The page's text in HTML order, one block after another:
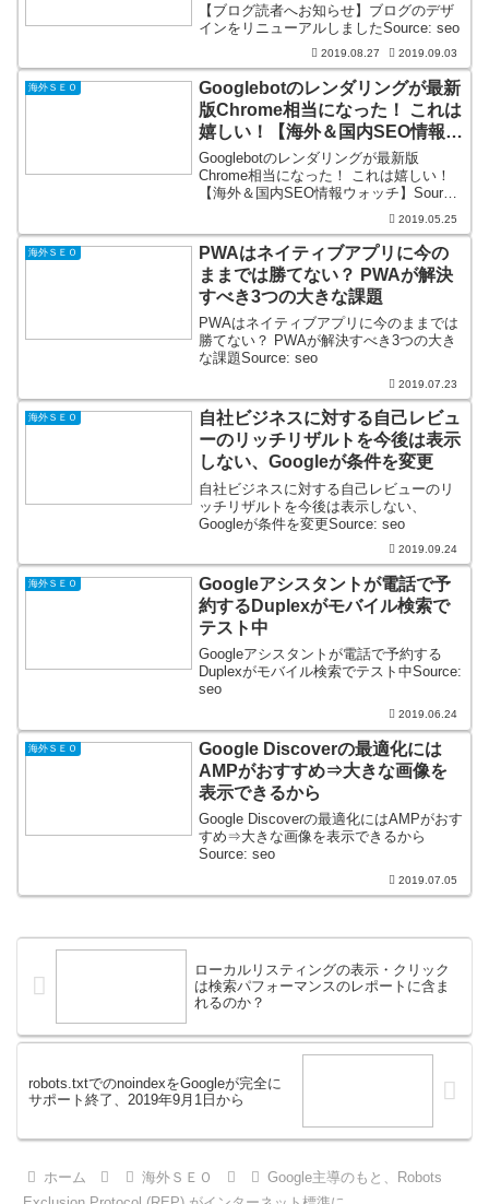
【ブログ読者へお知らせ】ブログのデザ
インをリニューアルしましたSource: seo
2019.08.27 2019.09.03
海外ＳＥＯ
Googlebotのレンダリングが最新
版Chrome相当になった！ これは
嬉しい！【海外＆国内SEO情報ウ
ォッチ】
Googlebotのレンダリングが最新版
Chrome相当になった！ これは嬉しい！
【海外＆国内SEO情報ウォッチ】Source:
2019.05.25
海外ＳＥＯ
PWAはネイティブアプリに今の
ままでは勝てない？ PWAが解決
すべき3つの大きな課題
PWAはネイティブアプリに今のままでは
勝てない？ PWAが解決すべき3つの大き
な課題Source: seo
2019.07.23
海外ＳＥＯ
自社ビジネスに対する自己レビュ
ーのリッチリザルトを今後は表示
しない、Googleが条件を変更
自社ビジネスに対する自己レビューのリ
ッチリザルトを今後は表示しない、
Googleが条件を変更Source: seo
2019.09.24
海外ＳＥＯ
Googleアシスタントが電話で予
約するDuplexがモバイル検索で
テスト中
Googleアシスタントが電話で予約する
Duplexがモバイル検索でテスト中Source:
seo
2019.06.24
海外ＳＥＯ
Google Discoverの最適化には
AMPがおすすめ⇒大きな画像を
表示できるから
Google Discoverの最適化にはAMPがおす
すめ⇒大きな画像を表示できるから
Source: seo
2019.07.05
ローカルリスティングの表示・クリック
は検索パフォーマンスのレポートに含ま
れるのか？
robots.txtでのnoindexをGoogleが完全に
サポート終了、2019年9月1日から
ホーム 海外ＳＥＯ
Google主導のもと、Robots